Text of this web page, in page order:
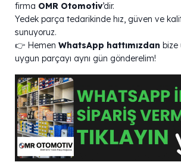
firma OMR Otomotiv’dir.
Yedek parça tedarikinde hız, güven ve
sunuyoruz.
👉 Hemen WhatsApp hattımızdan bize
uygun parçayı aynı gün gönderelim!